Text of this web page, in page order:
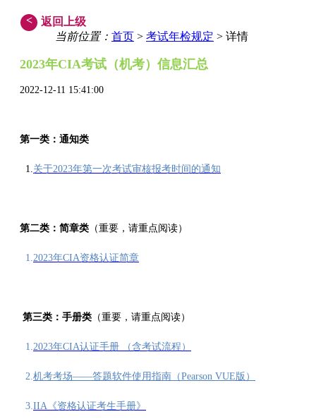
<
返回上级
当前位置： 首页 > 考试年检规定 > 详情
2023年CIA考试（机考）信息汇总
2022-12-11 15:41:00
第一类：通知类
1. 关于2023年第一次考试审核报考时间的通知
第二类：简章类 （重要，请重点阅读）
1. 2023年CIA资格认证简章
第三类： 手册类 （重要，请重点阅读）
1. 2023年CIA认证手册 （含考试流程）
2. 机考考场——答题软件使用指南（Pearson VUE版）
3. IIA《资格认证考生手册》